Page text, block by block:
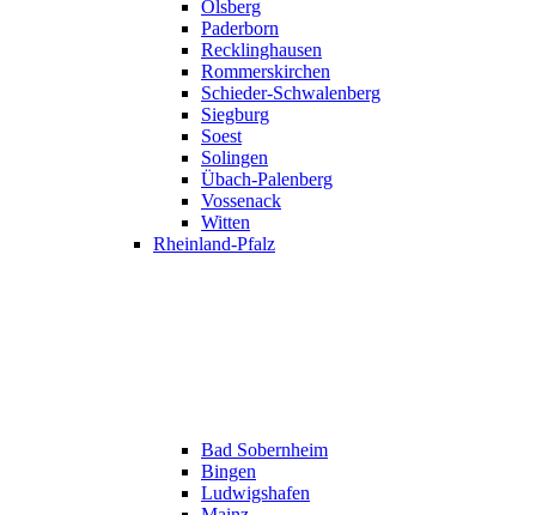
Olsberg
Paderborn
Recklinghausen
Rommerskirchen
Schieder-Schwalenberg
Siegburg
Soest
Solingen
Übach-Palenberg
Vossenack
Witten
Rheinland-Pfalz
Bad Sobernheim
Bingen
Ludwigshafen